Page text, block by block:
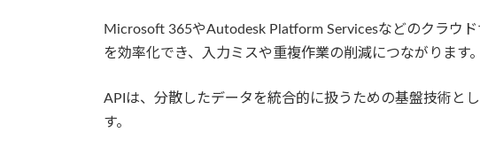
Microsoft 365やAutodesk Platform Servicesなどのクラウ
を効率化でき、入力ミスや重複作業の削減につながります。
APIは、分散したデータを統合的に扱うための基盤技術と
す。